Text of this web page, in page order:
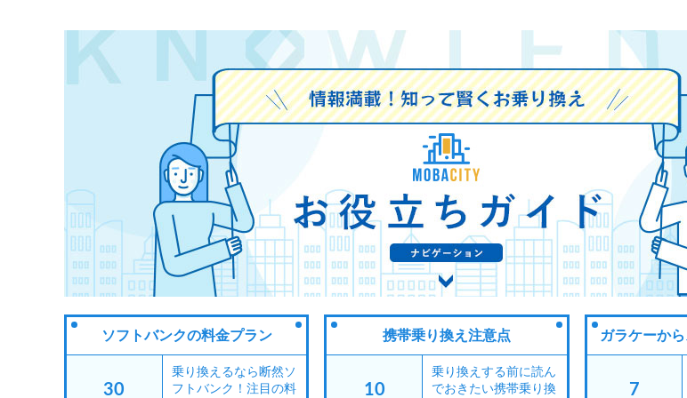
ソフトバンクの料金プラン
30
乗り換えるなら断然ソ
フトバンク！注目の料
携帯乗り換え注意点
10
乗り換えする前に読ん
でおきたい携帯乗り換
ガラケーか
7